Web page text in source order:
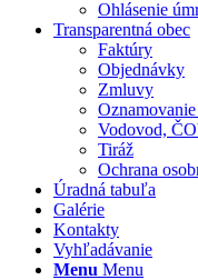
Ohlásenie
Transparentná obec
Faktúry
Objednávky
Zmluvy
Vodovod,
Tiráž
Ochrana
Úradná tabuľa
Galérie
Kontakty
Vyhľadávanie
Menu Menu